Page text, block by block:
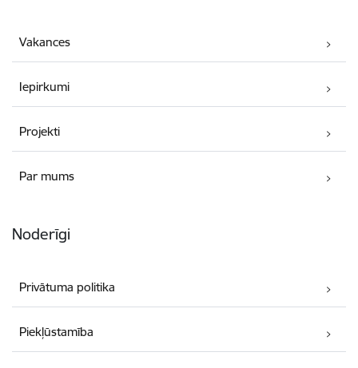
Vakances
Iepirkumi
Projekti
Par mums
Noderīgi
Privātuma politika
Piekļūstamība